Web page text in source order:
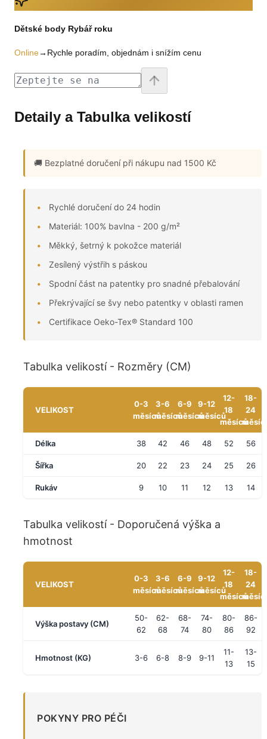
Dětské body Rybář roku
Online→ Rychle poradím, objednám i snížím cenu
Detaily a Tabulka velikostí
🚚 Bezplatné doručenípři nákupu nad 1500 Kč
Rychlé doručení do 24 hodin
Materiál: 100% bavlna - 200 g/m²
Měkký, šetrný k pokožce materiál
Zesílený výstřih s páskou
Spodní část na patentky pro snadné přebalování
Překrývající se švy nebo patentky v oblasti ramen
Certifikace Oeko-Tex® Standard 100
Tabulka velikostí - Rozměry (CM)
VELIKOST
0-3
měsíců
3-6
měsíců
6-9
měsíců
9-12
měsíců
12-
18
měsíců
18-
24
Délka 38 42 46 48 52 56
Šířka 20 22 23 24 25 26
Rukáv 9 10 11 12 13 14
Tabulka velikostí - Doporučená výška a
hmotnost
VELIKOST
0-3
měsíců
3-6
měsíců
6-9
měsíců
9-12
měsíců
12-
18
měsíců
18-
24
Výška postavy (CM)
50-
62
62-
68
68-
74
74-
80
80-
86
86-
92
Hmotnost (KG) 3-6 6-8 8-9 9-11
11-
13
13-
15
POKYNY PRO PÉČI